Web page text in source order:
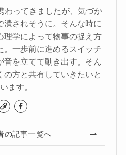
わってきましたが、気づか
潰されそうに。そんな時に
理学によって物事の捉え方
。一歩前に進めるスイッチ
音を立てて動き出す。そん
の方と共有していきたいと
ます。
の記事一覧へ